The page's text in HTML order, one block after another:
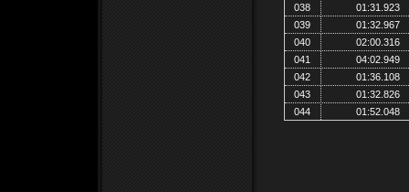
038
01:31.923
039
01:32.967
040
02:00.316
041
04:02.949
042
01:36.108
043
01:32.826
044
01:52.048